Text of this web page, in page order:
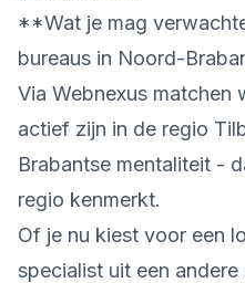
**Wat je mag
bureaus in Noord-
Via Webnexus matchen
actief zijn in de regio
Brabantse mentaliteit -
regio kenmerkt.
Of je nu kiest voor een
specialist uit een